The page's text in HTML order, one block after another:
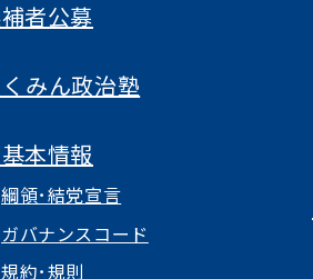
者公募
みん政治塾
本情報
綱領･結党宣言
ガバナンスコード
規約･規則